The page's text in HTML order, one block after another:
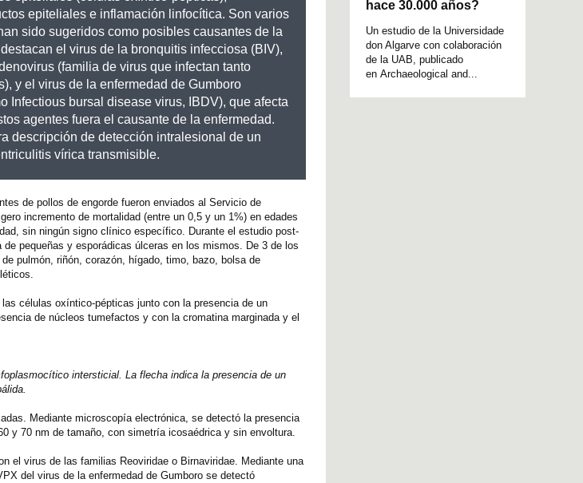
epiteliales e inflamación linfocítica. Son varios
sido sugeridos como posibles causantes de la
el virus de la bronquitis infecciosa (BIV),
(familia de virus que infectan tanto
y el virus de la enfermedad de Gumboro
Infectious bursal disease virus, IBDV), que afecta
agentes fuera el causante de la enfermedad.
descripción de detección intralesional de un
vírica transmisible.
de pollos de engorde fueron enviados al Servicio de
incremento de mortalidad (entre un 0,5 y un 1%) en edades
sin ningún signo clínico específico. Durante el estudio post-
pequeñas y esporádicas úlceras en los mismos. De 3 de los
pulmón, riñón, corazón, hígado, timo, bazo, bolsa de
células oxíntico-pépticas junto con la presencia de un
de núcleos tumefactos y con la cromatina marginada y el
intersticial. La flecha indica la presencia de un
Mediante microscopía electrónica, se detectó la presencia
y 70 nm de tamaño, con simetría icosaédrica y sin envoltura.
el virus de las familias Reoviridae o Birnaviridae. Mediante una
del virus de la enfermedad de Gumboro se detectó
hace 30.000 años?
Un estudio de la Universidade
don Algarve con colaboración
de la UAB, publicado
en Archaeological and...